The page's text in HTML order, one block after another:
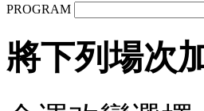
PROGRAM
將下列場次